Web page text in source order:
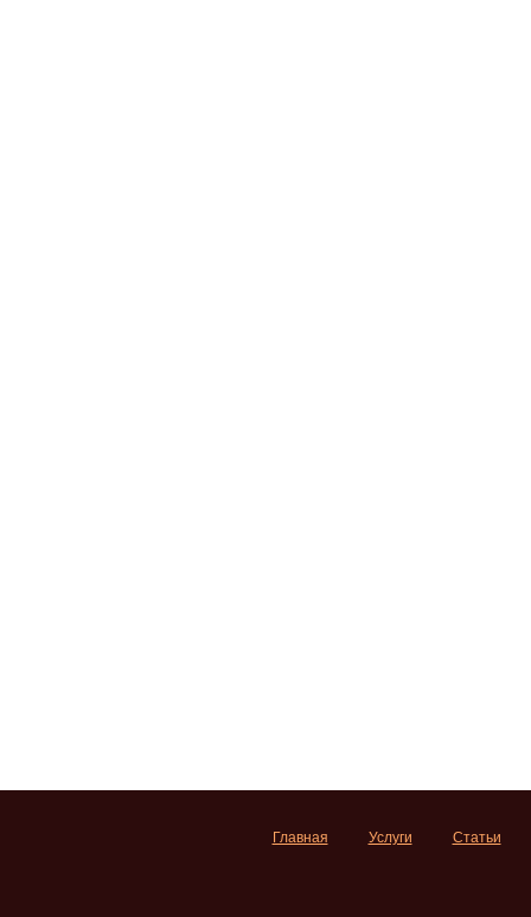
Главная Услуги Статьи